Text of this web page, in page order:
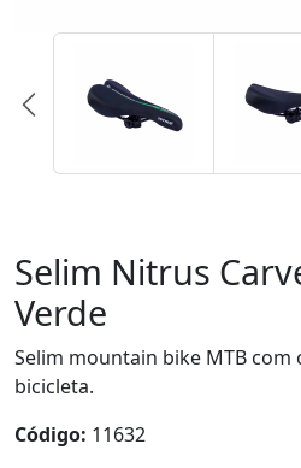
Selim Nitrus
Verde
Selim mountain bike MTB com
bicicleta.
Código: 11632